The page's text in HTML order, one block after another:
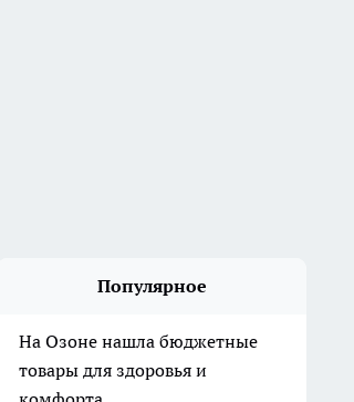
Популярное
На Озоне нашла бюджетные
товары для здоровья и